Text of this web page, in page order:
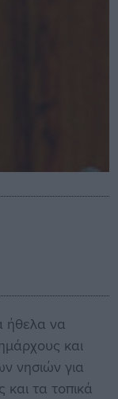
ήθελα να
και
νησιών για
τα τοπικά